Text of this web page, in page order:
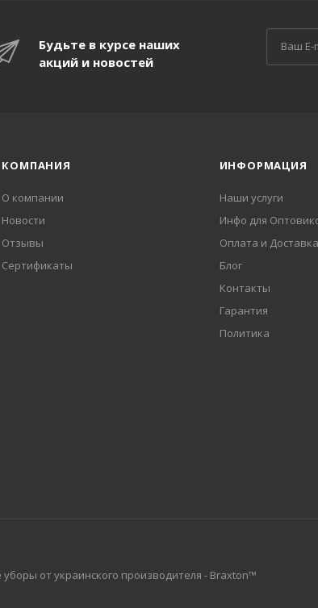
Будьте в курсе наших
акций и новостей
КОМПАНИЯ
О компании
Новости
Отзывы
Сертификаты
ИНФОРМАЦИЯ
Наши услуги
Инфо для
Оплата и Доставка
Блог
Контакты
Гарантия
Политика
от украинского производителя - Braxton™